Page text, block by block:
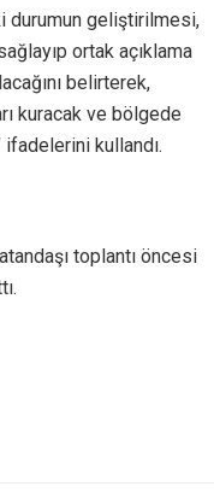
durumun geliştirilmesi,
ortak açıklama
belirterek,
kuracak ve bölgede
kullandı.
toplantı öncesi